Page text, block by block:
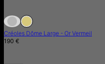
En Rupture de Stock
Créoles Dôme Large - Or Vermeil
190 €